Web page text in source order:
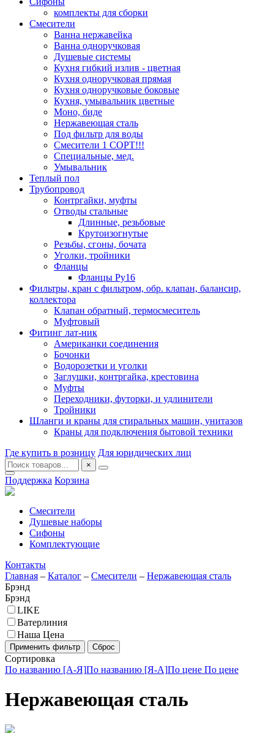
комплекты для сборки
Смесители
Ванна нержавейка
Ванна одноручковая
Душевые системы
Кухня гибкий излив - цветная
Кухня одноручковая прямая
Кухня одноручковые боковые
Кухня, умывальник цветные
Моно, биде
Нержавеющая сталь
Под фильтр для воды
Смесители 1 СОРТ!!!
Специальные, мед.
Умывальник
Теплый пол
Трубопровод
Контргайки, муфты
Отводы стальные
Длинные, резьбовые
Крутоизогнутые
Резьбы, сгоны, бочата
Уголки, тройники
Фланцы
Фланцы Ру16
Фильтры, кран с фильтром, обр. клапан, балансир,
коллектора
Клапан обратный, термосмеситель
Муфтовый
Фитинг лат-ник
Американки соединения
Бочонки
Водорозетки и уголки
Заглушки, контргайка, крестовина
Муфты
Переходники, футорки, и удлинители
Тройники
Шланги и краны для стиральных машин, унитазов
Краны для подключения бытовой техники
Где купить в розницу Для юридических лиц
×
Поддержка Корзина
Смесители
Душевые наборы
Сифоны
Комплектующие
Контакты
Главная – Каталог – Смесители – Нержавеющая сталь
Брэнд
Брэнд
LIKE
Ватерлиния
Наша Цена
Сортировка
По названию [А-Я]По названию [Я-А]По цене По цене
Нержавеющая сталь